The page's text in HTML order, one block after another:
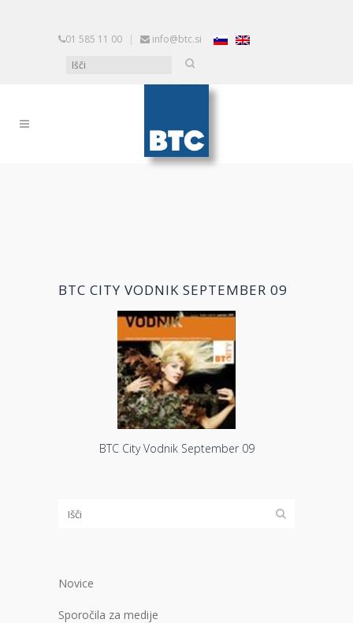
01 585 11 00 | info@btc.si
BTC CITY VODNIK SEPTEMBER 09
BTC City Vodnik September 09
Novice
Sporočila za medije